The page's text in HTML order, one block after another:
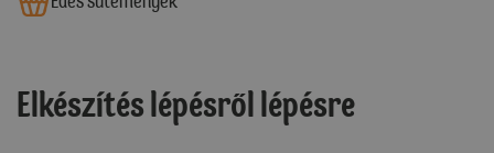
Elkészítés lépésről lépésre